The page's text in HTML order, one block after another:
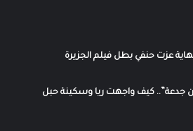
عزت حنفي بطل فيلم الجزيرة
جدعة”.. كيف واجهت ريا وسكينة حبل